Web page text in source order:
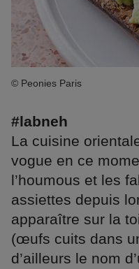
© Peonies Paris
#labneh
La cuisine
vogue en ce
l’houmous et les
assiettes depuis
apparaître sur la
(œufs cuits dans
d’ailleurs le nom